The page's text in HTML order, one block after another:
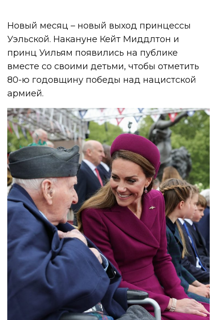
Новый месяц – новый выход принцессы
Уэльской. Накануне Кейт Миддлтон и
принц Уильям появились на публике
вместе со своими детьми, чтобы отметить
80-ю годовщину победы над нацистской
армией.